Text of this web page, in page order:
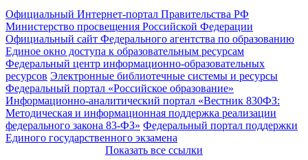
Официальный Интернет-портал Правительства РФ
Министерство просвещения Российской Федерации
Официальный сайт Федерального агентства по образованию
Единое окно доступа к образовательным ресурсам
Федеральный центр информационно-образовательных
ресурсов Электронные библиотечные системы и ресурсы
Федеральный портал «Российское образование»
Информационно-аналитический портал «Вестник 830ФЗ:
Методическая и информационная поддержка реализации
федерального закона 83-ФЗ» Федеральный портал поддержки
Единого государственного экзамена
Показать все ссылки